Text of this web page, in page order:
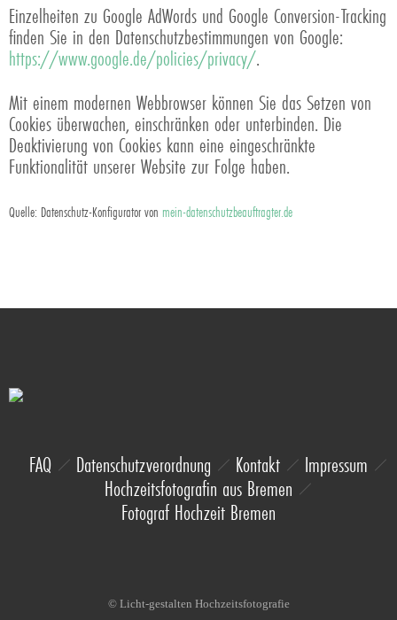
Einzelheiten zu Google AdWords und Google Conversion-Tracking
finden Sie in den Datenschutzbestimmungen von Google:
https://www.google.de/policies/privacy/.
Mit einem modernen Webbrowser können Sie das Setzen von
Cookies überwachen, einschränken oder unterbinden. Die
Deaktivierung von Cookies kann eine eingeschränkte
Funktionalität unserer Website zur Folge haben.
Quelle: Datenschutz-Konfigurator von mein-datenschutzbeauftragter.de
FAQ Datenschutzverordnung Kontakt
Impressum
Hochzeitsfotografin aus Bremen
Fotograf Hochzeit Bremen
© Licht-gestalten Hochzeitsfotografie